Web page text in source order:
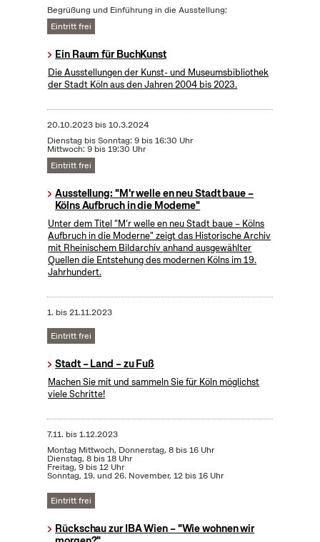
Begrüßung und Einführung in die Ausstellung:
Eintritt frei
Ein Raum für BuchKunst
Die Ausstellungen der Kunst- und Museumsbibliothek
der Stadt Köln aus den Jahren 2004 bis 2023.
20.10.2023bis10.3.2024
Dienstag bis Sonntag: 9 bis 16:30 Uhr
Mittwoch: 9 bis 19:30 Uhr
Eintritt frei
Ausstellung: "M'r welle en neu Stadt baue –
Kölns Aufbruch in die Moderne"
Unter dem Titel "M’r welle en neu Stadt baue – Kölns
Aufbruch in die Moderne" zeigt das Historische Archiv
mit Rheinischem Bildarchiv anhand ausgewählter
Quellen die Entstehung des modernen Kölns im 19.
Jahrhundert.
1. bis21.11.2023
Eintritt frei
Stadt – Land – zu Fuß
Machen Sie mit und sammeln Sie für Köln möglichst
viele Schritte!
7.11. bis1.12.2023
Montag Mittwoch, Donnerstag, 8 bis 16 Uhr
Dienstag, 8 bis 18 Uhr
Freitag, 9 bis 12 Uhr
Sonntag, 19. und 26. November, 12 bis 16 Uhr
Eintritt frei
Rückschau zur IBA Wien – "Wie wohnen wir